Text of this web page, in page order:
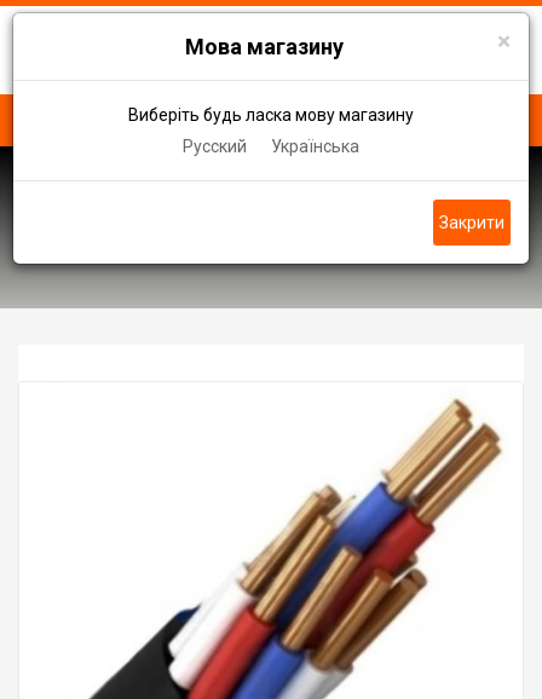
×
Мова магазину
Виберіть будь ласка мову магазину
Русский
Українська
Закрити